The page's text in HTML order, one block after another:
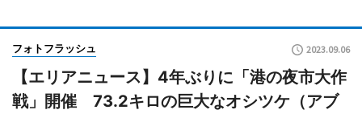
フォトフラッシュ 2023.09.06
【エリアニュース】4年ぶりに「港の夜市大作
戦」開催 73.2キロの巨大なオシツケ（アブ